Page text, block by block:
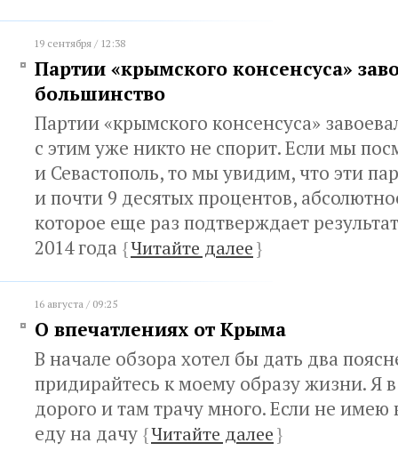
19 сентября / 12:38
Партии «крымского консенсуса»
большинство
Партии «крымского консенсуса»
с этим уже никто не спорит. Если мы
и Севастополь, то мы увидим, что эти
и почти 9 десятых процентов,
которое еще раз подтверждает
2014 года {Читайте далее}
16 августа / 09:25
О впечатлениях от Крыма
В начале обзора хотел бы дать два
придирайтесь к моему образу жизни. Я
дорого и там трачу много. Если не
еду на дачу {Читайте далее}